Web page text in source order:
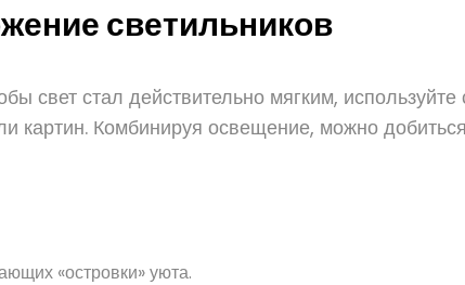
светильников
свет стал действительно мягким, используйте
картин. Комбинируя освещение, можно
«островки» уюта.